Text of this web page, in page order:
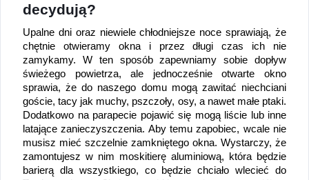
decydują?
Upalne dni oraz niewiele chłodniejsze noce sprawiają, że
chętnie otwieramy okna i przez długi czas ich nie
zamykamy. W ten sposób zapewniamy sobie dopływ
świeżego powietrza, ale jednocześnie otwarte okno
sprawia, że do naszego domu mogą zawitać niechciani
goście, tacy jak muchy, pszczoły, osy, a nawet małe ptaki.
Dodatkowo na parapecie pojawić się mogą liście lub inne
latające zanieczyszczenia. Aby temu zapobiec, wcale nie
musisz mieć szczelnie zamkniętego okna. Wystarczy, że
zamontujesz w nim moskitierę aluminiową, która będzie
barierą dla wszystkiego, co będzie chciało wlecieć do